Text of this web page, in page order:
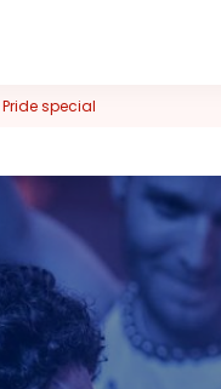
Pride special